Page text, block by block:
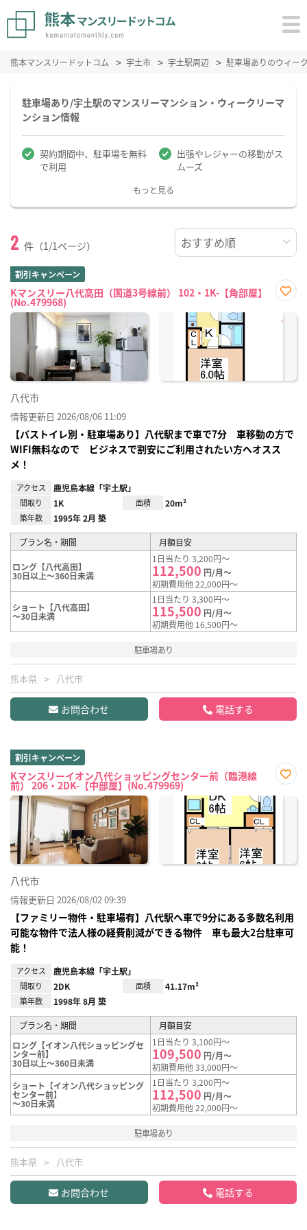
熊本マンスリードットコム 宇土市 宇土駅周辺 駐車場ありのウィー
駐車場あり/宇土駅のマンスリーマンション・ウィークリーマ
ンション情報
契約期間中、駐車場を無料
で利用
出張やレジャーの移動がス
ムーズ
もっと見る
2 件（1/1ページ）
割引キャンペーン
Kマンスリー八代高田（国道3号線前） 102・1K-【角部屋】
(No.479968)
に入
り登
八代市
情報更新日 2026/08/06 11:09
【バストイレ別・駐車場あり】八代駅まで車で7分 車移動の方で
WIFI無料なので ビジネスで割安にご利用されたい方へオスス
メ！
アクセス 鹿児島本線「宇土駅」
間取り 1K 面積 20m²
築年数 1995年 2月 築
プラン名・期間 月額目安
ロング【八代高田】
30日以上～360日未満
1日当たり 3,200円～
112,500 円/月～
初期費用他 22,000円～
ショート【八代高田】
～30日未満
1日当たり 3,300円～
115,500 円/月～
初期費用他 16,500円～
駐車場あり
熊本県 八代市
お問合わせ 電話する
割引キャンペーン
Kマンスリーイオン八代ショッピングセンター前（臨港線
前） 206・2DK-【中部屋】(No.479969)
に入
八代市
情報更新日 2026/08/02 09:39
【ファミリー物件・駐車場有】八代駅へ車で9分にある多数名利用
可能な物件で法人様の経費削減ができる物件 車も最大2台駐車可
能！
アクセス 鹿児島本線「宇土駅」
間取り 2DK 面積 41.17m²
築年数 1998年 8月 築
プラン名・期間
月額目安
ロング【イオン八代ショッピングセ
ンター前】
30日以上～360日未満
1日当たり 3,100円～
109,500 円/月～
初期費用他 33,000円～
ショート【イオン八代ショッピング
センター前】
～30日未満
1日当たり 3,200円～
112,500 円/月～
初期費用他 22,000円～
駐車場あり
熊本県 八代市
お問合わせ 電話する